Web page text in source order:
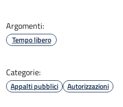
Argomenti:
Tempo libero
Categorie:
Appalti pubblici Autorizzazioni